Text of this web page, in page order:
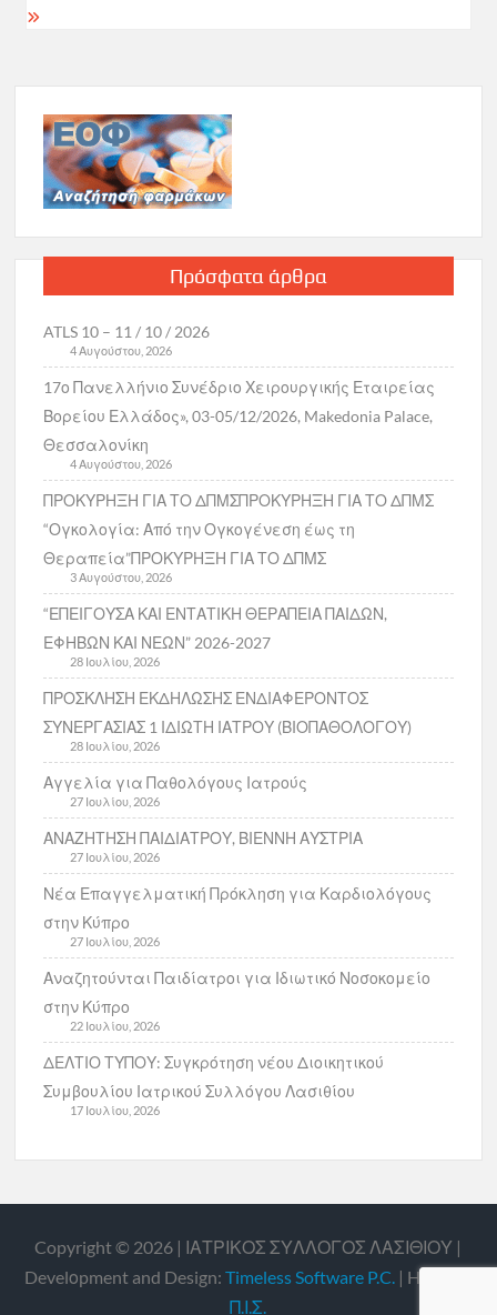
Πρόσφατα άρθρα
ATLS 10 – 11 / 10 / 2026
4 Αυγούστου, 2026
17ο Πανελλήνιο Συνέδριο Χειρουργικής Εταιρείας
Βορείου Ελλάδος», 03-05/12/2026, Makedonia Palace,
Θεσσαλονίκη
4 Αυγούστου, 2026
ΠΡΟΚΥΡΗΞΗ ΓΙΑ ΤΟ ΔΠΜΣΠΡΟΚΥΡΗΞΗ ΓΙΑ ΤΟ ΔΠΜΣ
“Ογκολογία: Από την Ογκογένεση έως τη
Θεραπεία”ΠΡΟΚΥΡΗΞΗ ΓΙΑ ΤΟ ΔΠΜΣ
3 Αυγούστου, 2026
“ΕΠΕΙΓΟΥΣΑ ΚΑΙ ΕΝΤΑΤΙΚΗ ΘΕΡΑΠΕΙΑ ΠΑΙΔΩΝ,
ΕΦΗΒΩΝ ΚΑΙ ΝΕΩΝ” 2026-2027
28 Ιουλίου, 2026
ΠΡΟΣΚΛΗΣΗ ΕΚΔΗΛΩΣΗΣ ΕΝΔΙΑΦΕΡΟΝΤΟΣ
ΣΥΝΕΡΓΑΣΙΑΣ 1 ΙΔΙΩΤΗ ΙΑΤΡΟΥ (ΒΙΟΠΑΘΟΛΟΓΟΥ)
28 Ιουλίου, 2026
Αγγελία για Παθολόγους Ιατρούς
27 Ιουλίου, 2026
ΑΝΑΖΗΤΗΣΗ ΠΑΙΔΙΑΤΡΟΥ, ΒΙΕΝΝΗ ΑΥΣΤΡΙΑ
27 Ιουλίου, 2026
Νέα Επαγγελματική Πρόκληση για Καρδιολόγους
στην Κύπρο
27 Ιουλίου, 2026
Αναζητούνται Παιδίατροι για Ιδιωτικό Νοσοκομείο
στην Κύπρο
22 Ιουλίου, 2026
ΔΕΛΤΙΟ ΤΥΠΟΥ: Συγκρότηση νέου Διοικητικού
Συμβουλίου Ιατρικού Συλλόγου Λασιθίου
17 Ιουλίου, 2026
Copyright © 2026 | ΙΑΤΡΙΚΟΣ ΣΥΛΛΟΓΟΣ ΛΑΣΙΘΙΟΥ |
Develοpment and Design: Timeless Software P.C.| Hosting:
Π.Ι.Σ.